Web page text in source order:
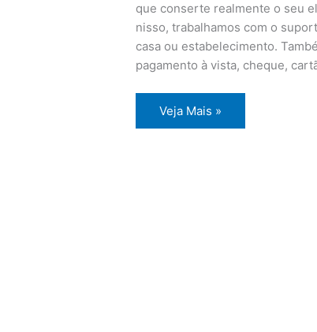
que conserte realmente o seu
nisso, trabalhamos com o
casa ou estabelecimento.
pagamento à vista, cheque,
Itu
Instalação
Microondas
Veja Mais »